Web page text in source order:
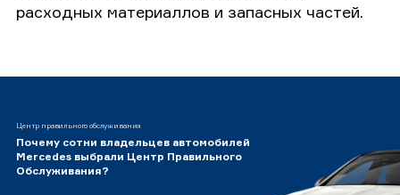
расходных материаллов и запасных частей.
Центр правильного обслуживания
Почему сотни владельцев автомобилей
Mercedes выбрали Центр Правильного
Обслуживания?